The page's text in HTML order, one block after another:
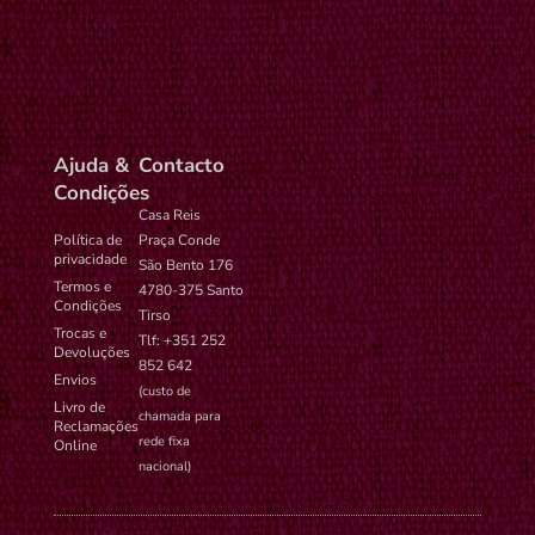
Ajuda &
Condições
Política de
privacidade
Termos e
Condições
Trocas e
Devoluções
Envios
Livro de
Reclamações
Online
Contacto
Casa Reis
Praça Conde
São Bento 176
4780-375 Santo
Tirso
Tlf: +351 252
852 642
(custo de
chamada para
rede fixa
nacional)
settings-
time-6
administrador no
WordPress.
ano